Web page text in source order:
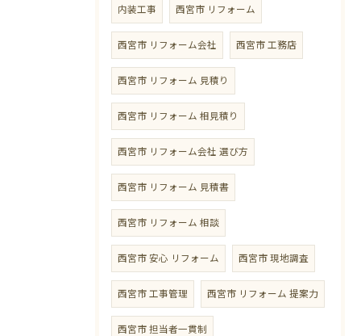
内装工事 西宮市 リフォーム
西宮市 リフォーム会社 西宮市 工務店
西宮市 リフォーム 見積り
西宮市 リフォーム 相見積り
西宮市 リフォーム会社 選び方
西宮市 リフォーム 見積書
西宮市 リフォーム 相談
西宮市 安心 リフォーム 西宮市 現地調査
西宮市 工事管理 西宮市 リフォーム 提案力
西宮市 担当者一貫制